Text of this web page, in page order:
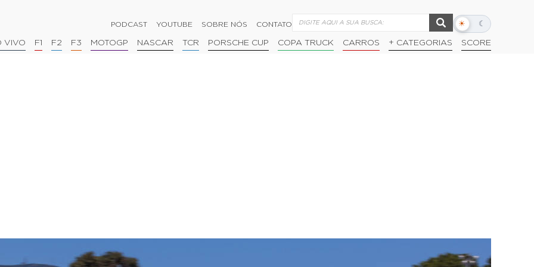
PODCAST YOUTUBE SOBRE NÓS CONTATO ☀ ☾
Alternar
escuro
VIVO F1 F2 F3 MOTOGP NASCAR TCR PORSCHE CUP COPA TRUCK CARROS + CATEGORIAS SCORE